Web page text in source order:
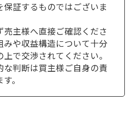
証するものではございま
主様へ直接ご確認くださ
みや収益構造について十分
で交渉されてください。
判断は買主様ご自身の責
。